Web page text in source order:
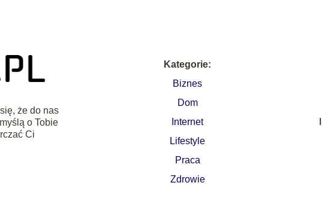
że do nas
o Tobie
Ci
Kategorie:
Biznes
Dom
Internet
Lifestyle
Praca
Zdrowie